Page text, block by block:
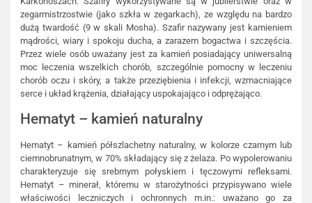
zegarmistrzostwie (jako szkła w zegarkach), ze względu na bardzo
dużą twardość (9 w skali Mosha). Szafir nazywany jest kamieniem
mądrości, wiary i spokoju ducha, a zarazem bogactwa i szczęścia.
Przez wiele osób uważany jest za kamień posiadający uniwersalną
moc leczenia wszelkich chorób, szczególnie pomocny w leczeniu
chorób oczu i skóry, a także przeziębienia i infekcji, wzmacniające
serce i układ krążenia, działający uspokajająco i odprężająco.
Hematyt – kamień naturalny
Hematyt – kamień półszlachetny naturalny, w kolorze czarnym lub
ciemnobrunatnym, w 70% składający się z żelaza. Po wypolerowaniu
charakteryzuje się srebrnym połyskiem i tęczowymi refleksami.
Hematyt – minerał, któremu w starożytności przypisywano wiele
właściwości leczniczych i ochronnych m.in.: uważano go za